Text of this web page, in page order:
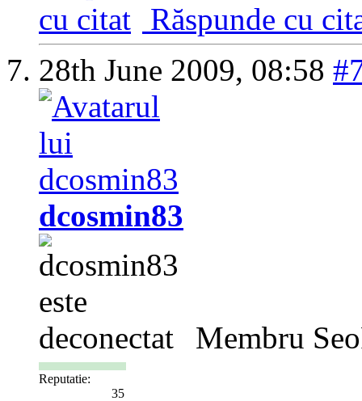
Răspunde cu
28th June 2009, 08:58
dcosmin83
Membru
Reputatie:
35